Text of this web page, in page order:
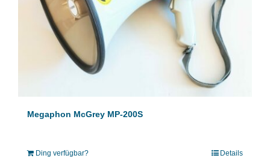
Megaphon McGrey MP-200S
Ding verfügbar? Details